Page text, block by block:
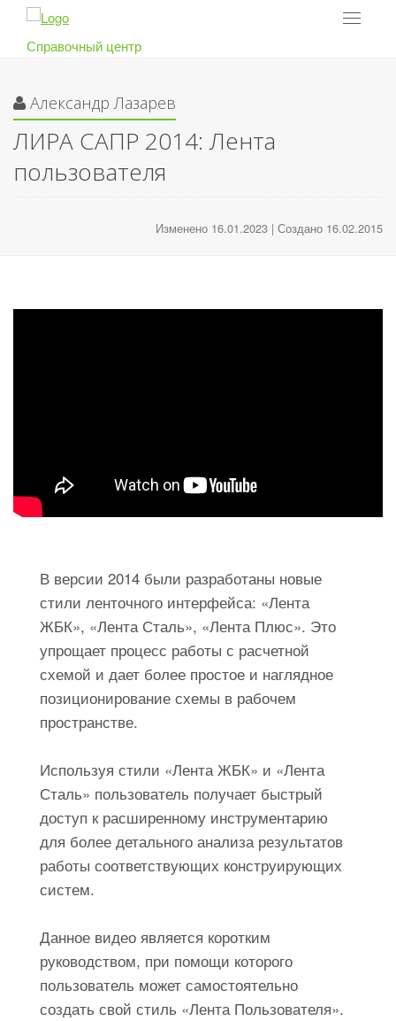
Toggle
Справочный центр
Александр Лазарев
ЛИРА САПР 2014: Лента
пользователя
Изменено 16.01.2023 | Создано 16.02.2015
В версии 2014 были разработаны новые
стили ленточного интерфейса: «Лента
ЖБК», «Лента Сталь», «Лента Плюс». Это
упрощает процесс работы с расчетной
схемой и дает более простое и наглядное
позиционирование схемы в рабочем
пространстве.
Используя стили «Лента ЖБК» и «Лента
Сталь» пользователь получает быстрый
доступ к расширенному инструментарию
для более детального анализа результатов
работы соответствующих конструирующих
систем.
Данное видео является коротким
руководством, при помощи которого
пользователь может самостоятельно
создать свой стиль «Лента Пользователя».